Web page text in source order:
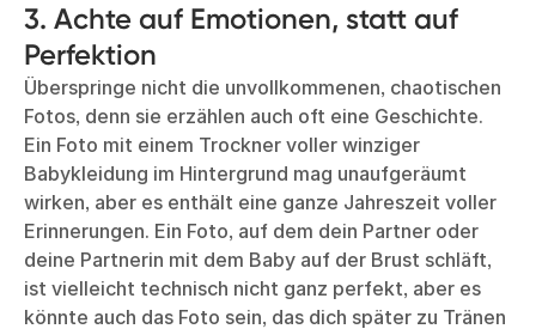
3. Achte auf Emotionen, statt auf
Perfektion
Überspringe nicht die unvollkommenen, chaotischen
Fotos, denn sie erzählen auch oft eine Geschichte.
Ein Foto mit einem Trockner voller winziger
Babykleidung im Hintergrund mag unaufgeräumt
wirken, aber es enthält eine ganze Jahreszeit voller
Erinnerungen. Ein Foto, auf dem dein Partner oder
deine Partnerin mit dem Baby auf der Brust schläft,
ist vielleicht technisch nicht ganz perfekt, aber es
könnte auch das Foto sein, das dich später zu Tränen